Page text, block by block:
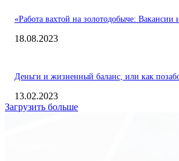
«Работа вахтой на золотодобыче: Вакансии
18.08.2023
Деньги и жизненный баланс, или как
13.02.2023
Загрузить больше